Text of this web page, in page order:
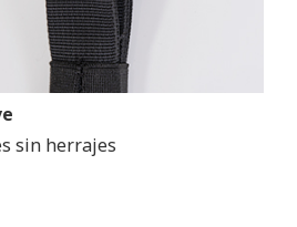
sin herrajes